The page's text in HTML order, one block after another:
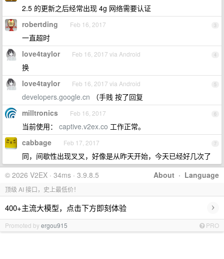
2.5 的更新之后经常出现 4g 网络需要认证
3
robertding Feb 16, 2017
一直超时
4
love4taylor Feb 16, 2017 via Android
换
5
love4taylor Feb 16, 2017 via Android
developers.google.cn （手贱 按了回复
6
milltronics Feb 16, 2017
当前使用： captive.v2ex.co 工作正常。
7
cabbage Feb 17, 2017
同，间歇性出现叉叉，好像是从昨天开始，今天已经好几次了
About · Language
© 2026 V2EX · 34ms · 3.9.8.5
顶级 AI 接口，史上最低价！
400+主流大模型，点击下方即刻体验 ›
Promoted byergou915 PRO